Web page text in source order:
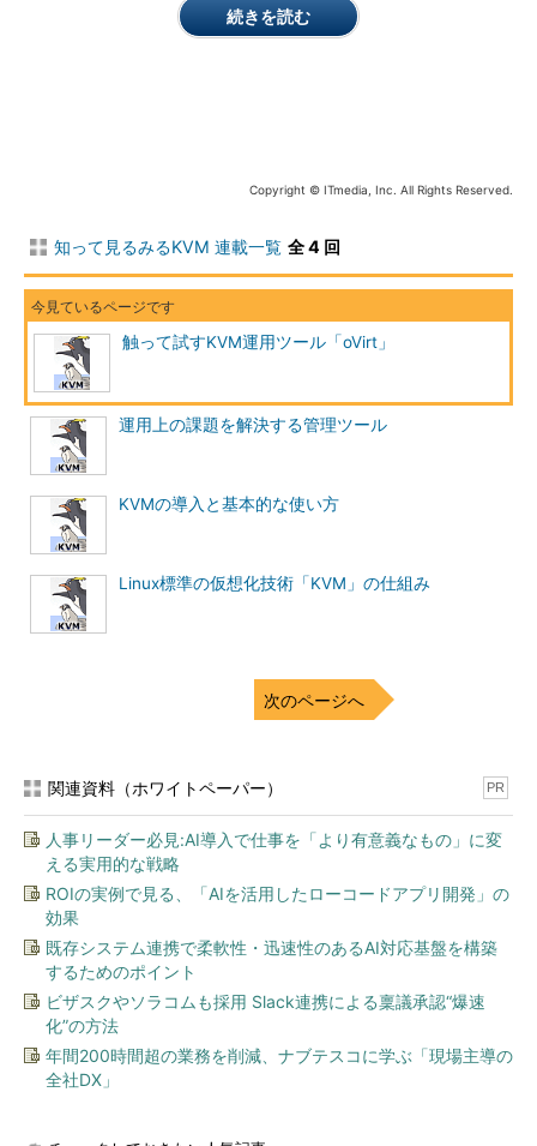
スタンドアロン アプライアンスで導入してみる
スタンドアロンアプライアンスという名前から気付いた方もい
るかと思いますが、これはoVirtサーバをKVM用のイメージにし
たものです。環境設定用のシェルスクリプトが同梱されていま
す。
システム要件としては、「ハードウェア仮想化支援機能を有
し、物理マシンにはFedora 9以降がインストールされているこ
と」「kvm（
ケージがインストールされていること」が前提条件になります。
前提条件がFedoraのみになってしまうのは、普段Debianを使
っている筆者にとっては不便ですが、今回はFedora 11を使って
検証してみます（
kvmになっています。
ージに依存した書き方（コマンドパス、パ
なっているので、シェルスクリプトを書き
換えれば、Debianでも検証できると思われ
ます。
Fedora 11のインストール
Fedora本体は、最小構成でインストールします。今回は、
Fedoraのミラーサイト
（ http://mirrors.fedoraproject.org/publiclist/Fedora/11/x86_64/
）からネットワークインストール用のISOイメージ「Fedora-11-
続きを読む
Copyright © ITmedia, Inc. All Rights Reserved.
知って見るみるKVM 連載一覧 全 4 回
触って試すKVM運用ツール「oVirt」
運用上の課題を解決する管理ツール
KVMの導入と基本的な使い方
Linux標準の仮想化技術「KVM」の仕組み
次のページへ
関連資料（ホワイトペーパー） PR
人事リーダー必見:AI導入で仕事を「より有意義なもの」に変
える実用的な戦略
ROIの実例で見る、「AIを活用したローコードアプリ開発」の
効果
既存システム連携で柔軟性・迅速性のあるAI対応基盤を構築
するためのポイント
ビザスクやソラコムも採用 Slack連携による稟議承認“爆速
化”の方法
年間200時間超の業務を削減、ナブテスコに学ぶ「現場主導の
全社DX」